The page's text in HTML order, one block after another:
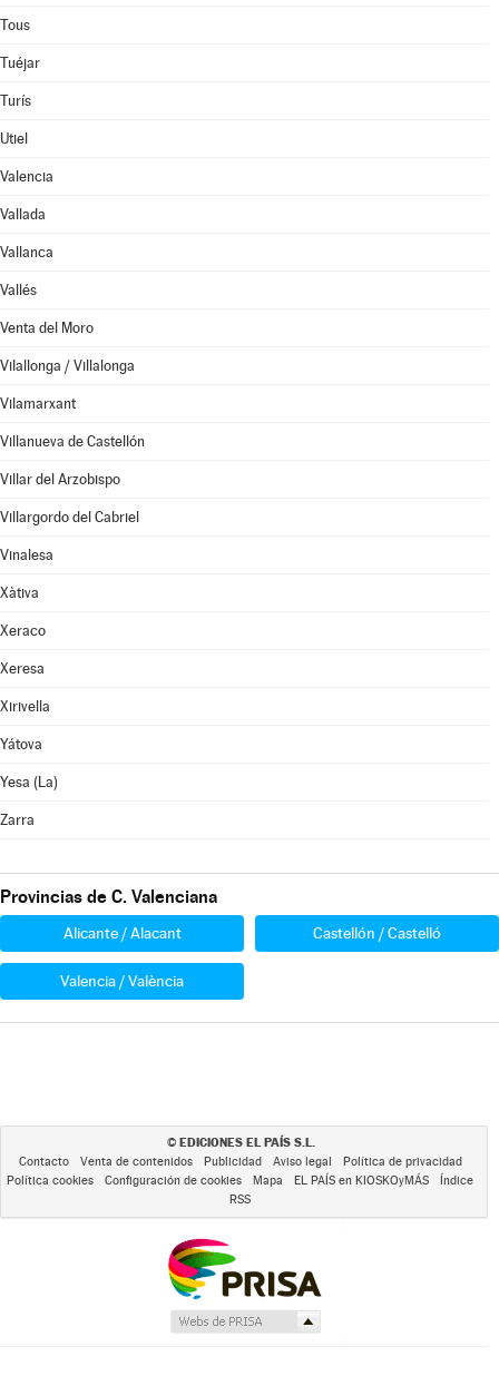
Tous
Tuéjar
Turís
Utiel
Valencia
Vallada
Vallanca
Vallés
Venta del Moro
Vilallonga / Villalonga
Vilamarxant
Villanueva de Castellón
Villar del Arzobispo
Villargordo del Cabriel
Vinalesa
Xàtiva
Xeraco
Xeresa
Xirivella
Yátova
Yesa (La)
Zarra
Provincias de C. Valenciana
Alicante / Alacant Castellón / Castelló
Valencia / València
© EDICIONES EL PAÍS S.L.
Contacto Venta de contenidos Publicidad Aviso legal
Política de privacidad
Política cookies
Configuración de cookies Mapa EL PAÍS en KIOSKOyMÁS
Índice
RSS